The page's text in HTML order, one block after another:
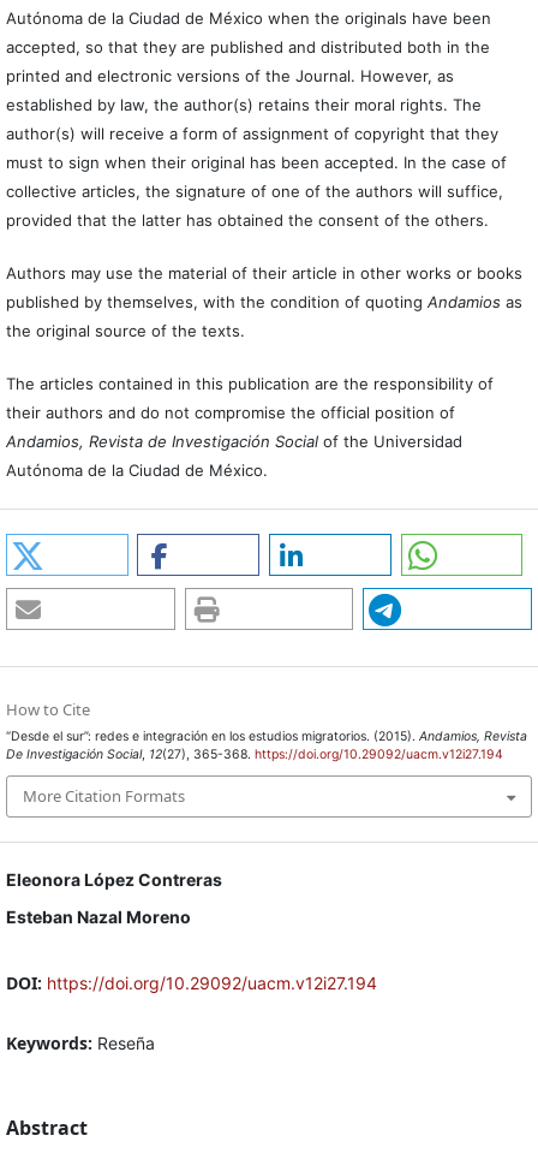
Eleonora López Contreras
Esteban Nazal Moreno
DOI: https://doi.org/10.29092/uacm.v12i27.194
Keywords: Reseña
Abstract
Autónoma de la Ciudad de México when the originals have been
accepted, so that they are published and distributed both in the
printed and electronic versions of the Journal. However, as
established by law, the author(s) retains their moral rights. The
author(s) will receive a form of assignment of copyright that they
must to sign when their original has been accepted. In the case of
collective articles, the signature of one of the authors will suffice,
provided that the latter has obtained the consent of the others.
Authors may use the material of their article in other works or books
published by themselves, with the condition of quoting Andamiosas
the original source of the texts.
The articles contained in this publication are the responsibility of
their authors and do not compromise the official position of
Andamios, Revista de Investigación Social of the Universidad
Autónoma de la Ciudad de México.
How to Cite
“Desde el sur”: redes e integración en los estudios migratorios. (2015). Andamios, Revista
De Investigación Social, 12(27), 365-368. https://doi.org/10.29092/uacm.v12i27.194
More Citation Formats